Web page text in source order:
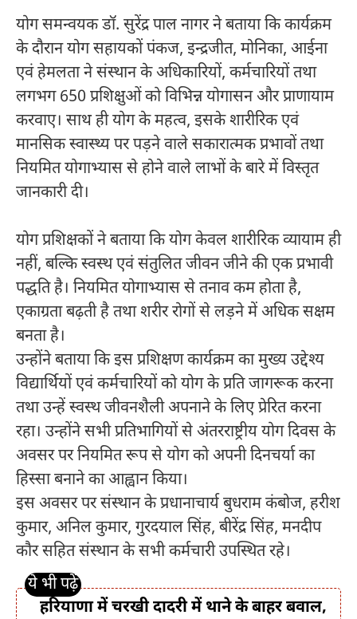
योग समन्वयक डॉ. सुरेंद्र पाल नागर ने बताया कि कार्यक्रम
के दौरान योग सहायकों पंकज, इन्द्रजीत, मोनिका, आईना
एवं हेमलता ने संस्थान के अधिकारियों, कर्मचारियों तथा
लगभग 650 प्रशिक्षुओं को विभिन्न योगासन और प्राणायाम
करवाए। साथ ही योग के महत्व, इसके शारीरिक एवं
मानसिक स्वास्थ्य पर पड़ने वाले सकारात्मक प्रभावों तथा
नियमित योगाभ्यास से होने वाले लाभों के बारे में विस्तृत
जानकारी दी।
योग प्रशिक्षकों ने बताया कि योग केवल शारीरिक व्यायाम ही
नहीं, बल्कि स्वस्थ एवं संतुलित जीवन जीने की एक प्रभावी
पद्धति है। नियमित योगाभ्यास से तनाव कम होता है,
एकाग्रता बढ़ती है तथा शरीर रोगों से लड़ने में अधिक सक्षम
बनता है।
उन्होंने बताया कि इस प्रशिक्षण कार्यक्रम का मुख्य उद्देश्य
विद्यार्थियों एवं कर्मचारियों को योग के प्रति जागरूक करना
तथा उन्हें स्वस्थ जीवनशैली अपनाने के लिए प्रेरित करना
रहा। उन्होंने सभी प्रतिभागियों से अंतरराष्ट्रीय योग दिवस के
अवसर पर नियमित रूप से योग को अपनी दिनचर्या का
हिस्सा बनाने का आह्वान किया।
इस अवसर पर संस्थान के प्रधानाचार्य बुधराम कंबोज, हरीश
कुमार, अनिल कुमार, गुरदयाल सिंह, बीरेंद्र सिंह, मनदीप
कौर सहित संस्थान के सभी कर्मचारी उपस्थित रहे।
हरियाणा में चरखी दादरी में थाने के बाहर बवाल,